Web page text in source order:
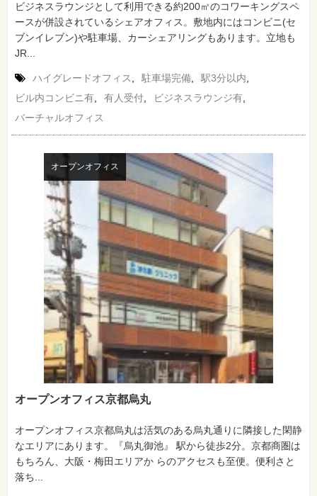
ビジネスラウンジとして利用できる約200㎡のコワーキングスペ
ースが併設されているシェアオフィス。敷地内にはコンビニ(セ
ブンイレブン)や駐車場、カーシェアリングもあります。立地も
JR...
ハイグレードオフィス, 駐車場完備, 駅3分以内,
ビル内コンビニ有, 有人受付, ビジネスラウンジ有,
バーチャルオフィス
オープンオフィス
オープンオフィス京都烏丸
オープンオフィス京都烏丸は活気のある烏丸通りに隣接した閑静
なエリアにあります。『烏丸御池』 駅から徒歩2分。京都商圏は
もちろん、大阪・梅田エリアか らのアクセスも至便。便利さと
落ち...